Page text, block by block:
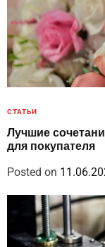
СТАТЬИ
Лучшие
для покупателя
Posted on